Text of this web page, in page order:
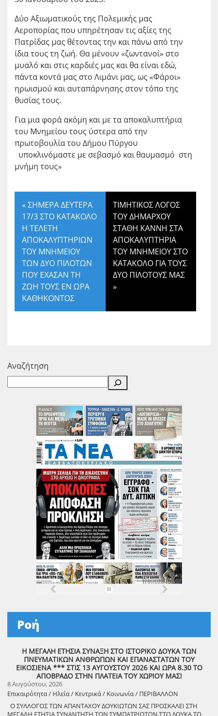
Δύο Αξιωματικούς της Πολεμικής μας
Αεροπορίας που υπηρέτησαν τις αξίες της
Πατρίδας μας θέτοντας την και πάνω από την
ίδια τους τη ζωή. Θα μένουν «ζωντανοί» στο
μυαλό και στις καρδιές μας και θα είναι εδώ,
πάντα κοντά μας στο Λιμάνι μας, ως «Φάροι»
ηρωισμού και αυταπάρνησης στον τόπο της
θυσίας τους.
Για μια φορά ακόμη και με τα αποκαλυπτήρια
του Μνημείου τους ύστερα από την
πρωτοβουλία του Δήμου Πύργου
υποκλινόμαστε με σεβασμό και θαυμασμό στη
μνήμη τους»
« ΣΗΜΕΡΑ ΔΕΥΤΕΡΑ
17/3 ΣΤΟ ΚΑΤΑΚΟΛΟ
Η ΤΕΛΕΤΗ
ΑΠΟΚΑΛΥΠΤΗΡΙΩΝ
ΤΟΥ ΜΝΗΜΕΙΟΥ
ΤΩΝ ΔΥΟ ΠΙΛΟΤΩΝ
ΠΟΥ ΕΧΑΣΑΝ ΤΗ
ΖΩΗ ΤΟΥΣ ΕΝ ΩΡΑ
ΚΑΘΗΚΟΝΤΟΣ
ΤΙΜΗΤΙΚΟΣ ΛΟΓΟΣ
ΤΟΥ ΔΗΜΑΡΧΟΥ
ΣΤΑΘΗ ΚΑΝΝΗ ΣΤΑ
ΑΠΟΚΑΛΥΠΤΗΡΙΑ
ΤΟΥ ΜΝΗΜΕΙΟΥ ΣΤΟ
ΚΑΤΑΚΟΛΟ ΓΙΑ ΤΟΥΣ
ΔΥΟ ΠΙΛΟΤΟΥΣ ΜΑΣ
»
Αναζήτηση
Ροή
Η ΜΕΓΑΛΗ ΕΤΗΣΙΑ ΣΥΝΑΞΗ ΣΤΟ ΙΣΤΟΡΙΚΟ ΔΟΥΚΑ ΤΩΝ
ΠΝΕΥΜΑΤΙΚΩΝ ΑΝΘΡΩΠΩΝ ΚΑΙ ΕΠΑΝΑΣΤΑΤΩΝ ΤΟΥ
ΕΙΚΟΣΙΕΝΑ *** ΣΤΙΣ 13 ΑΥΓΟΥΣΤΟΥ 2026 ΚΑΙ ΩΡΑ 8.30 ΤΟ
ΑΠΟΒΡΑΔΟ ΣΤΗΝ ΠΛΑΤΕΙΑ ΤΟΥ ΧΩΡΙΟΥ ΜΑΣ!
8 Αυγούστου, 2026
Επικαιρότητα / Ηλεία / Κεντρικά / Κοινωνία / ΠΕΡΙΒΑΛΛΟΝ
Ο ΣΥΛΛΟΓΟΣ ΤΩΝ ΑΠΑΝΤΑΧΟΥ ΔΟΥΚΙΩΤΩΝ ΣΑΣ ΠΡΟΣΚΑΛΕΙ ΣΤΗ
ΜΕΓΑΛΗ ΕΤΗΣΙΑ ΣΥΝΑΝΤΗΣΗ ΤΩΝ ΣΥΜΠΑΤΡΙΩΤΩΝ ΣΤΟ ΔΟΥΚΑ ΤΟ